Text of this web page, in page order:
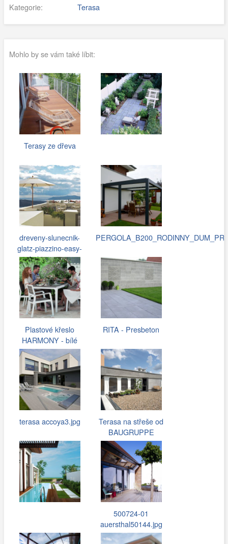
Kategorie:
Terasa
Mohlo by se vám také líbit:
Terasy ze dřeva
dreveny-slunecnik-
glatz-piazzino-easy-
kulaty-300…
Plastové křeslo
HARMONY - bílé
RITA - Presbeton
terasa accoya3.jpg
Terasa na střeše od
BAUGRUPPE
500724-01
auersthal50144.jpg